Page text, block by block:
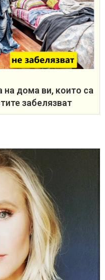
на дома ви, които са
забелязват